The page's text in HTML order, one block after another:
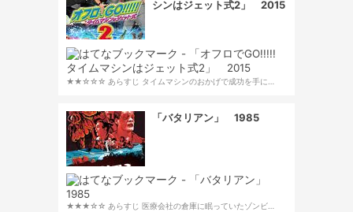
シンはジェット式2」 2015
★★☆☆☆ あらすじ タイムマシンのおかげで成功を手に…
「バタリアン」 1985
★★★☆☆ あらすじ 医療会社の倉庫に眠っていたゾンビ…